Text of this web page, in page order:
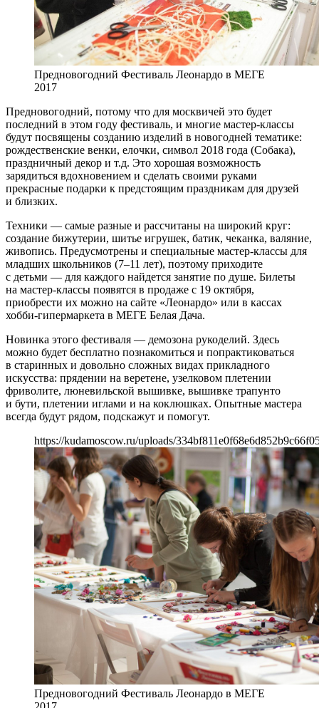
Предновогодний Фестиваль Леонардо в МЕГЕ
2017
Предновогодний, потому что для москвичей это будет
последний в этом году фестиваль, и многие мастер-классы
будут посвящены созданию изделий в новогодней тематике:
рождественские венки, елочки, символ 2018 года (Собака),
праздничный декор и т.д. Это хорошая возможность
зарядиться вдохновением и сделать своими руками
прекрасные подарки к предстоящим праздникам для друзей
и близких.
Техники — самые разные и рассчитаны на широкий круг:
создание бижутерии, шитье игрушек, батик, чеканка, валяние,
живопись. Предусмотрены и специальные мастер-классы для
младших школьников (7–11 лет), поэтому приходите
с детьми — для каждого найдется занятие по душе. Билеты
на мастер-классы появятся в продаже с 19 октября,
приобрести их можно на сайте «Леонардо» или в кассах
хобби-гипермаркета в МЕГЕ Белая Дача.
Новинка этого фестиваля — демозона рукоделий. Здесь
можно будет бесплатно познакомиться и попрактиковаться
в старинных и довольно сложных видах прикладного
искусства: прядении на веретене, узелковом плетении
фриволите, люневильской вышивке, вышивке трапунто
и бути, плетении иглами и на коклюшках. Опытные мастера
всегда будут рядом, подскажут и помогут.
https://kudamoscow.ru/uploads/
Предновогодний Фестиваль Леонардо в МЕГЕ